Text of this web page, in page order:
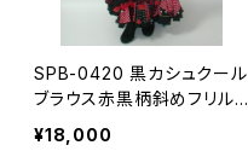
SPB-0420 黒カシュクール
ブラウス赤黒柄斜めフリル
ファルダツーピース
¥18,000